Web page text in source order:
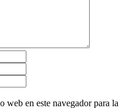
web en este navegador para la